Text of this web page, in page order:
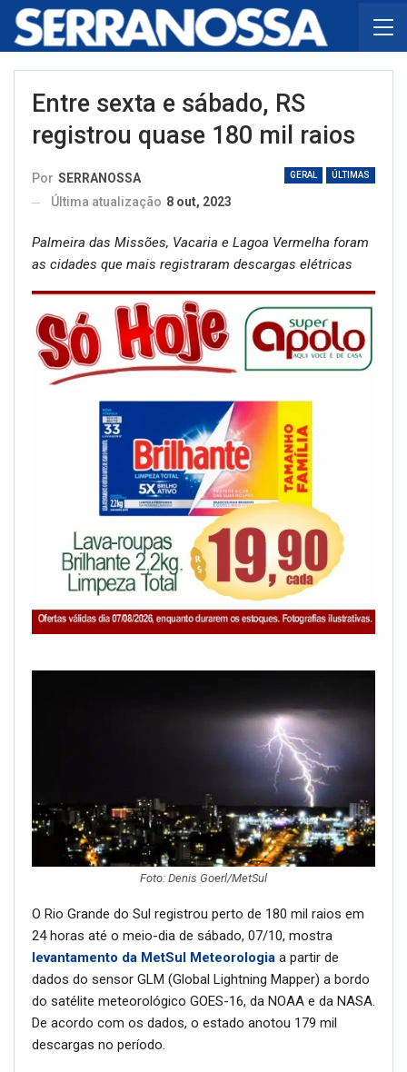
Entre sexta e sábado, RS
registrou quase 180 mil raios
GERAL ÚLTIMAS
Por SERRANOSSA
Última atualização 8 out, 2023
Palmeira das Missões, Vacaria e Lagoa Vermelha foram
as cidades que mais registraram descargas elétricas
Foto: Denis Goerl/MetSul
O Rio Grande do Sul registrou perto de 180 mil raios em
24 horas até o meio-dia de sábado, 07/10, mostra
levantamento da MetSul Meteorologia a partir de
dados do sensor GLM (Global Lightning Mapper) a bordo
do satélite meteorológico GOES-16, da NOAA e da NASA.
De acordo com os dados, o estado anotou 179 mil
descargas no período.